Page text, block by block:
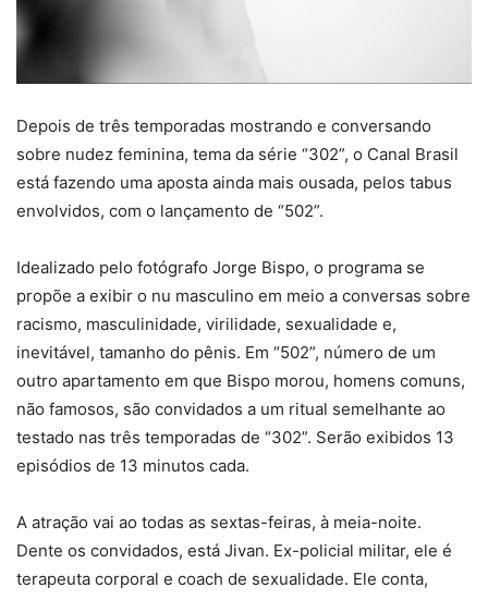
Depois de três temporadas mostrando e conversando
sobre nudez feminina, tema da série “302”, o Canal Brasil
está fazendo uma aposta ainda mais ousada, pelos tabus
envolvidos, com o lançamento de “502”.
Idealizado pelo fotógrafo Jorge Bispo, o programa se
propõe a exibir o nu masculino em meio a conversas sobre
racismo, masculinidade, virilidade, sexualidade e,
inevitável, tamanho do pênis. Em “502”, número de um
outro apartamento em que Bispo morou, homens comuns,
não famosos, são convidados a um ritual semelhante ao
testado nas três temporadas de “302”. Serão exibidos 13
episódios de 13 minutos cada.
A atração vai ao todas as sextas-feiras, à meia-noite.
Dente os convidados, está Jivan. Ex-policial militar, ele é
terapeuta corporal e coach de sexualidade. Ele conta,